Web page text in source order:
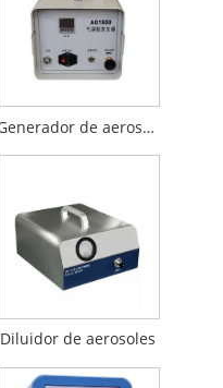
Generador de aerosoles
Diluidor de aerosoles